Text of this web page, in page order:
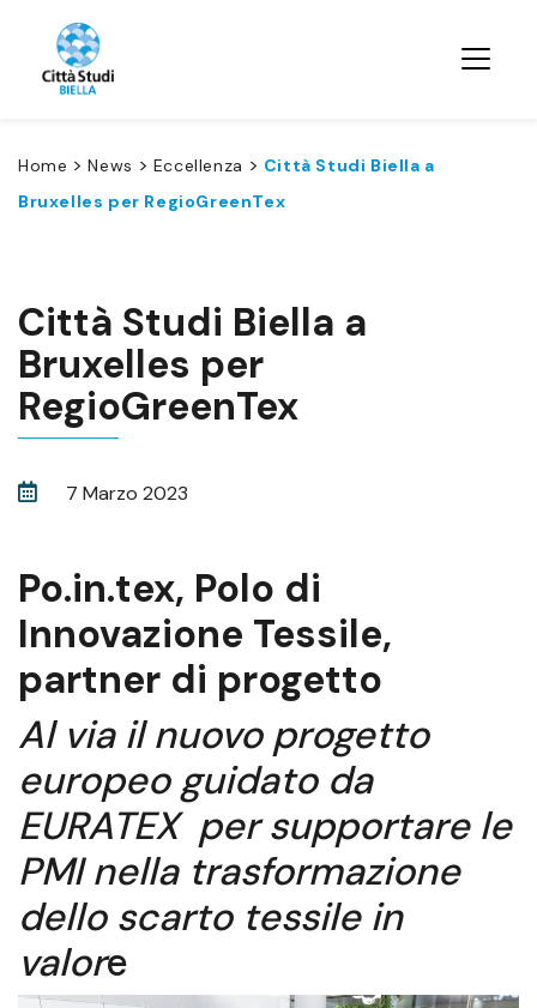
Home >News > Eccellenza > Città Studi Biella a
Bruxelles per RegioGreenTex
Città Studi Biella a
Bruxelles per
RegioGreenTex
7 Marzo 2023
Po.in.tex, Polo di
Innovazione Tessile,
partner di progetto
Al via il nuovo progetto
europeo guidato da
EURATEX per supportare le
PMI nella trasformazione
dello scarto tessile in
valore